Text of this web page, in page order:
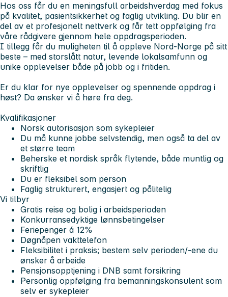
Hos oss får du en meningsfull arbeidshverdag med fokus
på kvalitet, pasientsikkerhet og faglig utvikling. Du blir en
del av et profesjonelt nettverk og får tett oppfølging fra
våre rådgivere gjennom hele oppdragsperioden.
I tillegg får du muligheten til å oppleve Nord-Norge på sitt
beste – med storslått natur, levende lokalsamfunn og
unike opplevelser både på jobb og i fritiden.
Er du klar for nye opplevelser og spennende oppdrag i
høst? Da ønsker vi å høre fra deg.
Kvalifikasjoner
Norsk autorisasjon som sykepleier
Du må kunne jobbe selvstendig, men også ta del av
et større team
Beherske et nordisk språk flytende, både muntlig og
skriftlig
Du er fleksibel som person
Faglig strukturert, engasjert og pålitelig
Vi tilbyr
Gratis reise og bolig i arbeidsperioden
Konkurransedyktige lønnsbetingelser
Feriepenger á 12%
Døgnåpen vakttelefon
Fleksibilitet i praksis; bestem selv perioden/-ene du
ønsker å arbeide
Pensjonsopptjening i DNB samt forsikring
Personlig oppfølging fra bemanningskonsulent som
selv er sykepleier